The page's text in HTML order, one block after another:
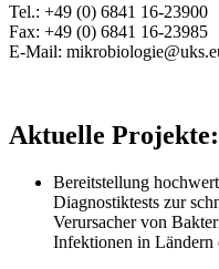
Tel.: +49 (0) 6841 16-23900
Fax: +49 (0) 6841 16-23985
E-Mail:
Aktuelle Projekte:
Bereitstellung
Diagnostiktests zur
Verursacher von
Infektionen in Ländern